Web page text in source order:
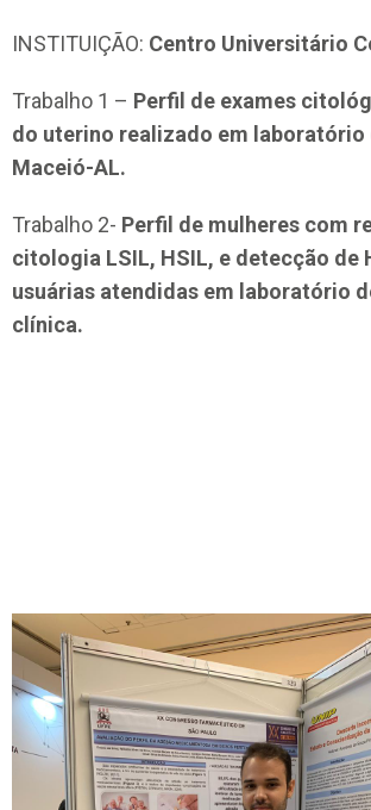
INSTITUIÇÃO: Centro Universitário
Trabalho 1 – Perfil de exames
do uterino realizado em
Maceió-AL.
Trabalho 2- Perfil de mulheres com
citologia LSIL, HSIL, e detecção de
usuárias atendidas em laboratório
clínica.